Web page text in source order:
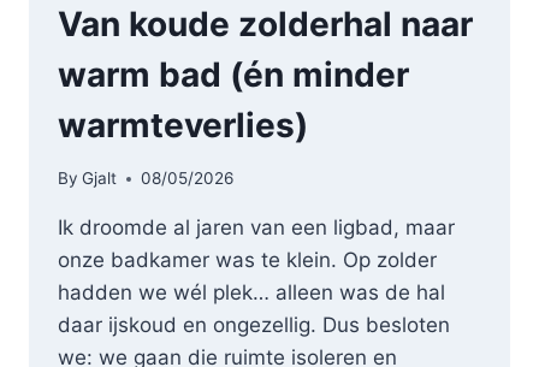
Van koude zolderhal naar
warm bad (én minder
warmteverlies)
By Gjalt 08/05/2026
Ik droomde al jaren van een ligbad, maar
onze badkamer was te klein. Op zolder
hadden we wél plek… alleen was de hal
daar ijskoud en ongezellig. Dus besloten
we: we gaan die ruimte isoleren en